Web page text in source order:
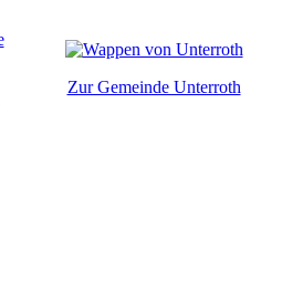
Zur Gemeinde Unterroth